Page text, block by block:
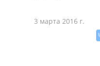
3 марта 2016 г.